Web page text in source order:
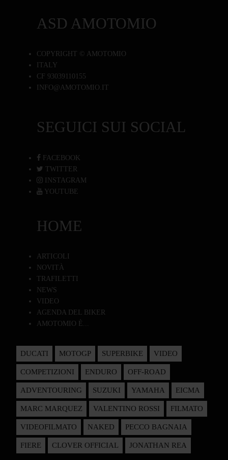
ASD AMOTOMIO
COPYRIGHT © AMOTOMIO
ITALY
CF 93039110155
INFO@AMOTOMIO.IT
SEGUICI SUI SOCIAL
FACEBOOK
TWITTER
INSTAGRAM
YOUTUBE
HOME
ARTICOLI
NOVITÀ
TRAFILETTI
NEWS
VIDEO
AGENDA DEL BIKER
AMOTOMIO È...
DUCATI MOTOGP SUPERBIKE VIDEO
COMPETIZIONI ENDURO OFF-ROAD
ADVENTOURING SUZUKI YAMAHA EICMA
MARC MARQUEZ VALENTINO ROSSI FILMATO
VIDEOFILMATO NAKED PECCO BAGNAIA
FIERE CLOVER OFFICIAL JONATHAN REA